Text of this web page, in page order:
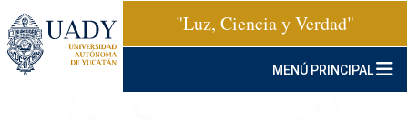
"Luz, Ciencia y Verdad"
MENÚ PRINCIPAL